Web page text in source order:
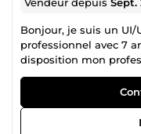
Bonjour, je suis un UI/
professionnel avec 7
disposition mon
bien fait. Merci.